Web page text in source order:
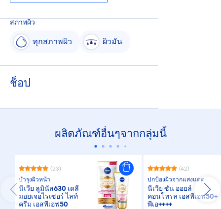
สภาพผิว
ทุกสภาพผิว ผิวมัน
ช็อป
ผลิตภัณฑ์อื่นๆจากกลุ่มนี้
(23)
บำรุงผิวหน้า
นีเวีย ลูมินัส630 เดลี่
มอยเจอไรเซอร์ ไลท์
ครีม เอสพีเอฟ50
(42)
ปกป้องผิวจากแสงแดด
นีเวีย ซัน ออยล์
คอนโทรล เอสพีเอฟ50+
พีเอ++++